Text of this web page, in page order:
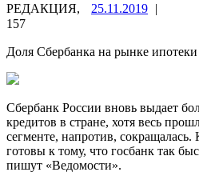
РЕДАКЦИЯ, 25.11.2019 |
157
Доля Сбербанка на рынке
Сбербанк России вновь выдает
кредитов в стране, хотя весь
сегменте, напротив,
готовы к тому, что госбанк так
пишут «Ведомости».